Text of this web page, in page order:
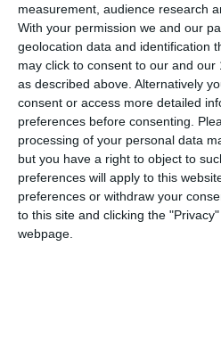
measurement, audience research
With your permission we and our
geolocation data and identification
may click to consent to our and our
as described above. Alternatively
consent or access more detailed
preferences before consenting.
processing of your personal data
but you have a right to object to
preferences will apply to this
preferences or withdraw your
to this site and clicking the
webpage.
Nume
Email
Comentariu